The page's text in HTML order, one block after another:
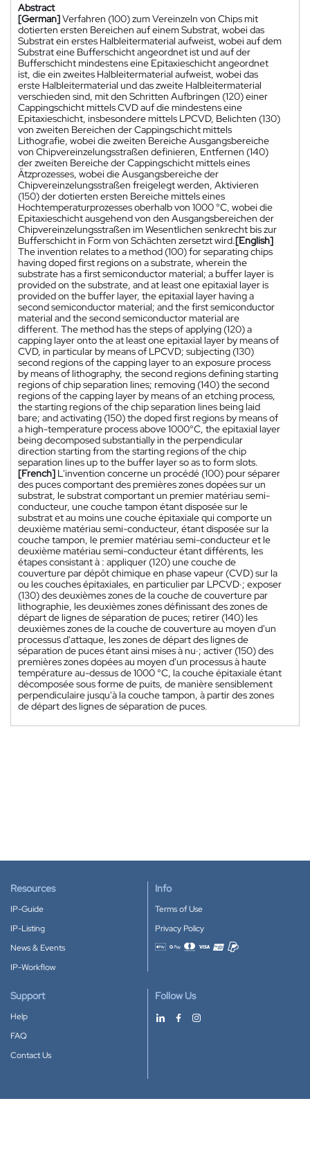
Abstract
[German]Verfahren (100) zum Vereinzeln von Chips mit
dotierten ersten Bereichen auf einem Substrat, wobei das
Substrat ein erstes Halbleitermaterial aufweist, wobei auf dem
Substrat eine Bufferschicht angeordnet ist und auf der
Bufferschicht mindestens eine Epitaxieschicht angeordnet
ist, die ein zweites Halbleitermaterial aufweist, wobei das
erste Halbleitermaterial und das zweite Halbleitermaterial
verschieden sind, mit den Schritten Aufbringen (120) einer
Cappingschicht mittels CVD auf die mindestens eine
Epitaxieschicht, insbesondere mittels LPCVD, Belichten (130)
von zweiten Bereichen der Cappingschicht mittels
Lithografie, wobei die zweiten Bereiche Ausgangsbereiche
von Chipvereinzelungsstraßen definieren, Entfernen (140)
der zweiten Bereiche der Cappingschicht mittels eines
Ätzprozesses, wobei die Ausgangsbereiche der
Chipvereinzelungsstraßen freigelegt werden, Aktivieren
(150) der dotierten ersten Bereiche mittels eines
Hochtemperaturprozesses oberhalb von 1000 °C, wobei die
Epitaxieschicht ausgehend von den Ausgangsbereichen der
Chipvereinzelungsstraßen im Wesentlichen senkrecht bis zur
Bufferschicht in Form von Schächten zersetzt wird.[English]
The invention relates to a method (100) for separating chips
having doped first regions on a substrate, wherein the
substrate has a first semiconductor material; a buffer layer is
provided on the substrate, and at least one epitaxial layer is
provided on the buffer layer, the epitaxial layer having a
second semiconductor material; and the first semiconductor
material and the second semiconductor material are
different. The method has the steps of applying (120) a
capping layer onto the at least one epitaxial layer by means of
CVD, in particular by means of LPCVD; subjecting (130)
second regions of the capping layer to an exposure process
by means of lithography, the second regions defining starting
regions of chip separation lines; removing (140) the second
regions of the capping layer by means of an etching process,
the starting regions of the chip separation lines being laid
bare; and activating (150) the doped first regions by means of
a high-temperature process above 1000°C, the epitaxial layer
being decomposed substantially in the perpendicular
direction starting from the starting regions of the chip
separation lines up to the buffer layer so as to form slots.
[French] L'invention concerne un procédé (100) pour séparer
des puces comportant des premières zones dopées sur un
substrat, le substrat comportant un premier matériau semi-
conducteur, une couche tampon étant disposée sur le
substrat et au moins une couche épitaxiale qui comporte un
deuxième matériau semi-conducteur, étant disposée sur la
couche tampon, le premier matériau semi-conducteur et le
deuxième matériau semi-conducteur étant différents, les
étapes consistant à : appliquer (120) une couche de
couverture par dépôt chimique en phase vapeur (CVD) sur la
ou les couches épitaxiales, en particulier par LPCVD·; exposer
(130) des deuxièmes zones de la couche de couverture par
lithographie, les deuxièmes zones définissant des zones de
départ de lignes de séparation de puces; retirer (140) les
deuxièmes zones de la couche de couverture au moyen d'un
processus d'attaque, les zones de départ des lignes de
séparation de puces étant ainsi mises à nu·; activer (150) des
premières zones dopées au moyen d'un processus à haute
température au-dessus de 1000 °C, la couche épitaxiale étant
décomposée sous forme de puits, de manière sensiblement
perpendiculaire jusqu'à la couche tampon, à partir des zones
de départ des lignes de séparation de puces.
Resources
IP-Guide
IP-Listing
News & Events
IP-Workflow
Info
Terms of Use
Privacy Policy
Accepted payment methods
Support
Help
FAQ
Contact Us
Follow Us